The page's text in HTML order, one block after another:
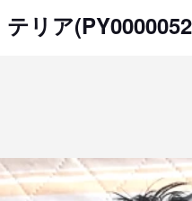
リア